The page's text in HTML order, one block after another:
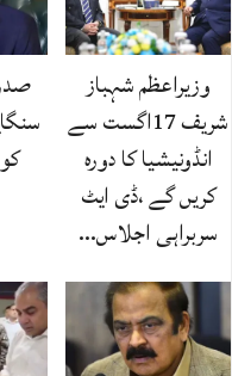
وزیراعظم شہباز
شریف 17اگست سے
انڈونیشیا کا دورہ
کریں گے ،ڈی ایٹ
سربراہی اجلاس…